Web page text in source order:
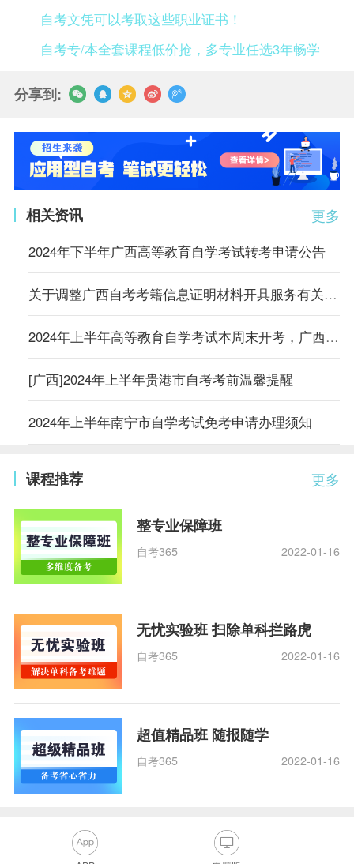
自考文凭可以考取这些职业证书！
自考专/本全套课程低价抢，多专业任选3年畅学
分享到:
更多
相关资讯
2024年下半年广西高等教育自学考试转考申请公告
关于调整广西自考考籍信息证明材料开具服务有关事项的公告
2024年上半年高等教育自学考试本周末开考，广西共有7.8万余人报考
[广西]2024年上半年贵港市自考考前温馨提醒
2024年上半年南宁市自学考试免考申请办理须知
更多
课程推荐
整专业保障班
自考365 2022-01-16
无忧实验班 扫除单科拦路虎
自考365 2022-01-16
超值精品班 随报随学
自考365 2022-01-16